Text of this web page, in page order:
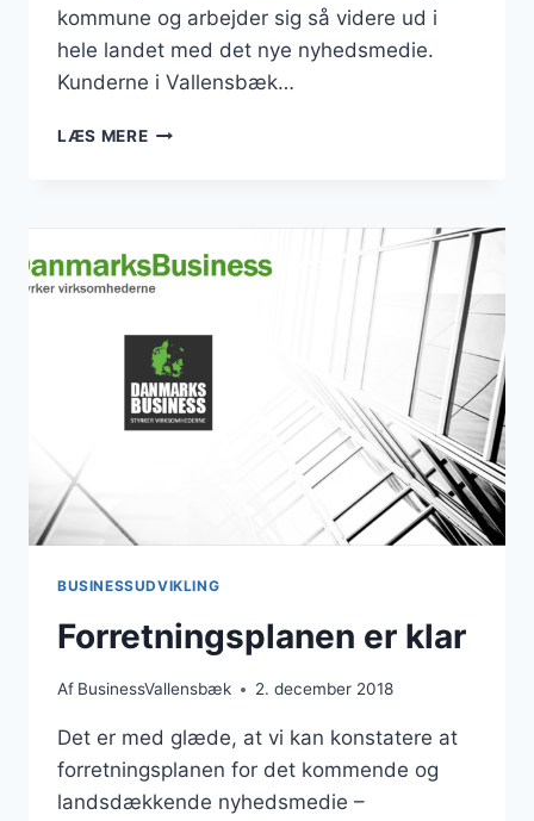
kommune og arbejder sig så videre ud i
hele landet med det nye nyhedsmedie.
Kunderne i Vallensbæk…
LÆS MEREBUSINESSVALLENSBÆK.DK
BUSINESSUDVIKLING
Forretningsplanen er klar
Af BusinessVallensbæk 2. december 2018
Det er med glæde, at vi kan konstatere at
forretningsplanen for det kommende og
landsdækkende nyhedsmedie –